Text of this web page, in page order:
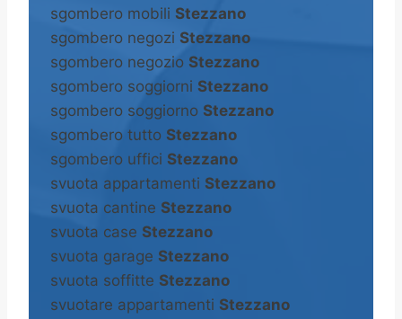
sgombero mobili Stezzano
sgombero negozi Stezzano
sgombero negozio Stezzano
sgombero soggiorni Stezzano
sgombero soggiorno Stezzano
sgombero tutto Stezzano
sgombero uffici Stezzano
svuota appartamenti Stezzano
svuota cantine Stezzano
svuota case Stezzano
svuota garage Stezzano
svuota soffitte Stezzano
svuotare appartamenti Stezzano